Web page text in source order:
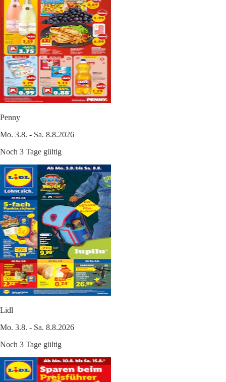
Penny
Mo. 3.8. - Sa. 8.8.2026
Noch 3 Tage gültig
Lidl
Mo. 3.8. - Sa. 8.8.2026
Noch 3 Tage gültig